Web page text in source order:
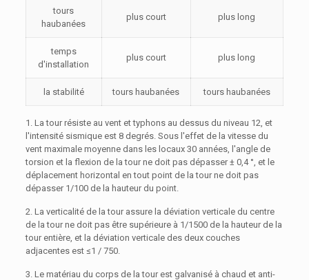
tours
haubanées
plus court plus long
temps
d'installation
plus court plus long
la stabilité tours haubanées tours haubanées
1. La tour résiste au vent et typhons au dessus du niveau 12, et
l'intensité sismique est 8 degrés. Sous l'effet de la vitesse du
vent maximale moyenne dans les locaux 30 années, l'angle de
torsion et la flexion de la tour ne doit pas dépasser ± 0,4 °, et le
déplacement horizontal en tout point de la tour ne doit pas
dépasser 1/100 de la hauteur du point.
2. La verticalité de la tour assure la déviation verticale du centre
de la tour ne doit pas être supérieure à 1/1500 de la hauteur de la
tour entière, et la déviation verticale des deux couches
adjacentes est ≤1 / 750.
3. Le matériau du corps de la tour est galvanisé à chaud et anti-